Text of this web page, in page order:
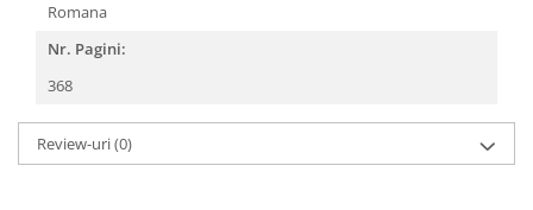
Romana
Nr. Pagini:
368
Review-uri(0)